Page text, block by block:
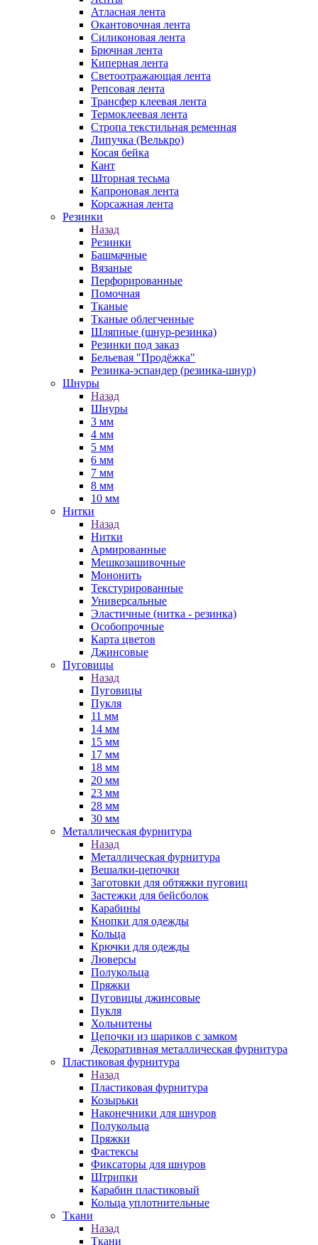
Атласная лента
Окантовочная лента
Силиконовая лента
Брючная лента
Киперная лента
Светоотражающая лента
Репсовая лента
Трансфер клеевая лента
Термоклеевая лента
Стропа текстильная ременная
Липучка (Велькро)
Косая бейка
Кант
Шторная тесьма
Капроновая лента
Корсажная лента
Резинки
Назад
Резинки
Башмачные
Вязаные
Перфорированные
Помочная
Тканые
Тканые облегченные
Шляпные (шнур-резинка)
Резинки под заказ
Бельевая "Продёжка"
Резинка-эспандер (резинка-шнур)
Шнуры
Назад
Шнуры
3 мм
4 мм
5 мм
6 мм
7 мм
8 мм
10 мм
Нитки
Назад
Нитки
Армированные
Мешкозашивочные
Мононить
Текстурированные
Универсальные
Эластичные (нитка - резинка)
Особопрочные
Карта цветов
Джинсовые
Пуговицы
Назад
Пуговицы
Пукля
11 мм
14 мм
15 мм
17 мм
18 мм
20 мм
23 мм
28 мм
30 мм
Металлическая фурнитура
Назад
Металлическая фурнитура
Вешалки-цепочки
Заготовки для обтяжки пуговиц
Застежки для бейсболок
Карабины
Кнопки для одежды
Кольца
Крючки для одежды
Люверсы
Полукольца
Пряжки
Пуговицы джинсовые
Пукля
Хольнитены
Цепочки из шариков с замком
Декоративная металлическая фурнитура
Пластиковая фурнитура
Назад
Пластиковая фурнитура
Козырьки
Наконечники для шнуров
Полукольца
Пряжки
Фастексы
Фиксаторы для шнуров
Штрипки
Карабин пластиковый
Кольца уплотнительные
Ткани
Назад
Ткани